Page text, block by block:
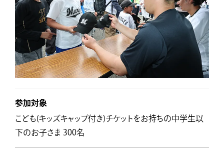
参加対象
こども(キッズキャップ付き)チケットをお持ちの中学生以
下のお子さま 300名